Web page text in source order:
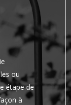
ou
étape de
à